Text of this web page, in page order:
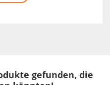
gefunden, die